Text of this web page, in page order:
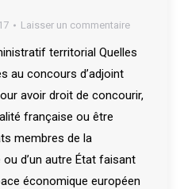
Laisser un commentaire
territorial Quelles
au concours d’adjoint
avoir droit de concourir,
française ou être
membres de la
d’un autre État faisant
économique européen